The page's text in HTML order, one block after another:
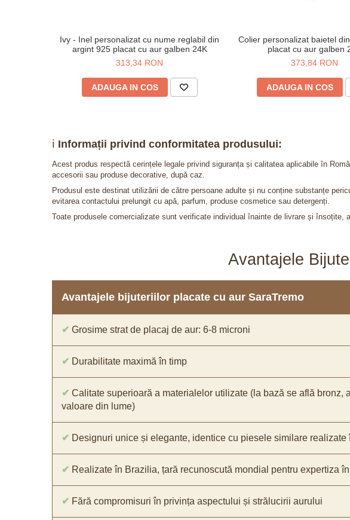
Ivy - Inel personalizat cu nume reglabil din
argint 925 placat cu aur galben 24K
313,34 RON
ADAUGA IN COS
Colier personalizat baietel
placat cu aur galben
373,84 RON
ADAUGA IN COS
ℹ️ Informații privind conformitatea produsului:
Acest produs respectă cerințele legale privind siguranța și calitatea aplicabile în
accesorii sau produse decorative, după caz.
Produsul este destinat utilizării de către persoane adulte și nu conține substanțe
evitarea contactului prelungit cu apă, parfum, produse cosmetice sau detergenți.
Toate produsele comercializate sunt verificate individual înainte de livrare și
Avantajele
Avantajele bijuteriilor placate cu aur SaraTremo
✔ Grosime strat de placaj de aur: 6-8 microni
✔ Durabilitate maximă în timp
✔ Calitate superioară a materialelor utilizate (la bază se află bronz,
valoare din lume)
✔ Designuri unice și elegante, identice cu piesele similare realizate
✔ Realizate în Brazilia, țară recunoscută mondial pentru expertiza
✔ Fără compromisuri în privința aspectului și strălucirii aurului